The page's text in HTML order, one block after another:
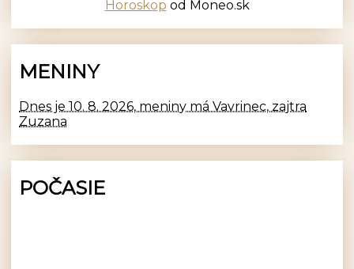
Horoskop od Moneo.sk
MENINY
Dnes je 10. 8. 2026, meniny má Vavrinec, zajtra
Zuzana
POČASIE